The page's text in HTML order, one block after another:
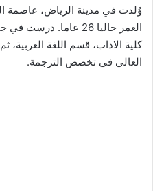
وُلدت في مدينة الرياض، عاصمة
العمر حاليا 26 عاما.
كلية الاداب، قسم اللغة
العالي في تخصص الترجمة.